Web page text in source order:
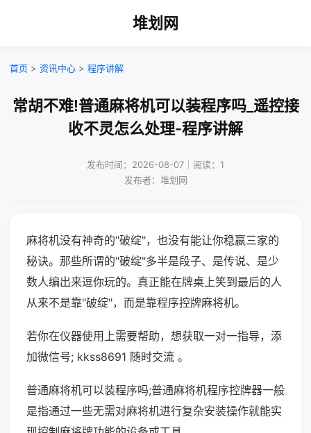
堆划网
首页 > 资讯中心 > 程序讲解
常胡不难!普通麻将机可以装程序吗_遥控接
收不灵怎么处理-程序讲解
发布时间：2026-08-07｜阅读：1
发布者：堆划网
麻将机没有神奇的"破绽"，也没有能让你稳赢三家的
秘诀。那些所谓的"破绽"多半是段子、是传说、是少
数人编出来逗你玩的。真正能在牌桌上笑到最后的人
从来不是靠"破绽"，而是靠程序控牌麻将机。
若你在仪器使用上需要帮助，想获取一对一指导，添
加微信号; kkss8691 随时交流 。
普通麻将机可以装程序吗;普通麻将机程序控牌器一般
是指通过一些无需对麻将机进行复杂安装操作就能实